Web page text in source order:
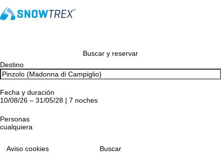
Aviso cookies
Buscar y reservar
Destino
Fecha y duración
10/08/26 – 31/05/28 | 7 noches
Personas
cualquiera
Buscar